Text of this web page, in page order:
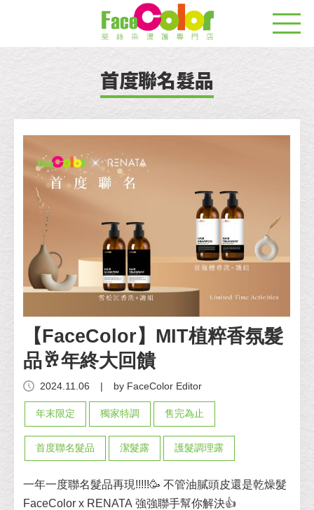
首度聯名髮品
【FaceColor】MIT植粹香氛髮
品🥂年終大回饋
2024.11.06 | by FaceColor Editor
年末限定 獨家特調 售完為止
首度聯名髮品 潔髮露 護髮調理露
一年一度聯名髮品再現!!!!!🥳 不管油膩頭皮還是乾燥髮
FaceColor x RENATA 強強聯手幫你解決👍